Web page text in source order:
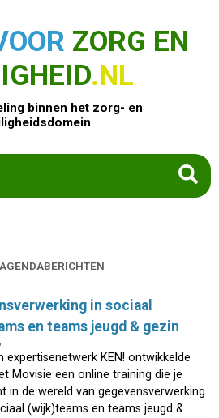
ZORG EN
.NL
binnen het zorg- en
HOME
CONTACT
AGENDABERICHTEN
in sociaal
en teams jeugd & gezin
expertisenetwerk KEN! ontwikkelde
Movisie een online training die je
in de wereld van gegevensverwerking
(wijk)teams en teams jeugd &